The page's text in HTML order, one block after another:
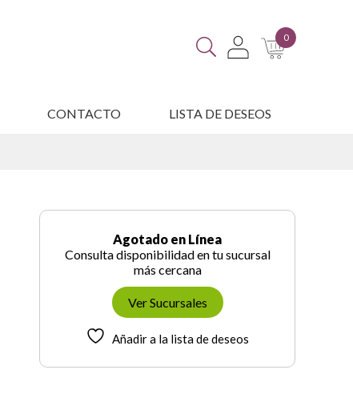
0
CONTACTO LISTA DE DESEOS
Agotado en Línea
Consulta disponibilidad en tu sucursal
más cercana
Ver Sucursales
Añadir a la lista de deseos